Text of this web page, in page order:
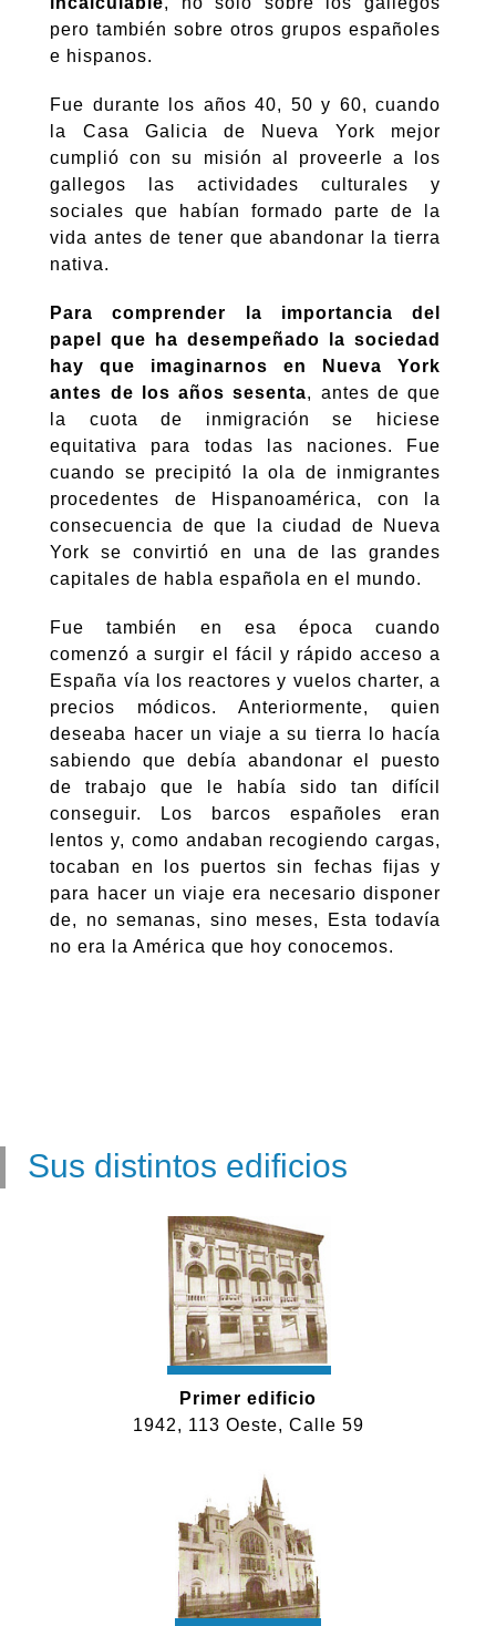
pero también sobre otros grupos españoles
e hispanos.
Fue durante los años 40, 50 y 60, cuando
la Casa Galicia de Nueva York mejor
cumplió con su misión al proveerle a los
gallegos las actividades culturales y
sociales que habían formado parte de la
vida antes de tener que abandonar la tierra
nativa.
Para comprender la importancia del
papel que ha desempeñado la sociedad
hay que imaginarnos en Nueva York
antes de los años sesenta, antes de que
la cuota de inmigración se hiciese
equitativa para todas las naciones. Fue
cuando se precipitó la ola de inmigrantes
procedentes de Hispanoamérica, con la
consecuencia de que la ciudad de Nueva
York se convirtió en una de las grandes
capitales de habla española en el mundo.
Fue también en esa época cuando
comenzó a surgir el fácil y rápido acceso a
España vía los reactores y vuelos charter, a
precios módicos. Anteriormente, quien
deseaba hacer un viaje a su tierra lo hacía
sabiendo que debía abandonar el puesto
de trabajo que le había sido tan difícil
conseguir. Los barcos españoles eran
lentos y, como andaban recogiendo cargas,
tocaban en los puertos sin fechas fijas y
para hacer un viaje era necesario disponer
de, no semanas, sino meses, Esta todavía
no era la América que hoy conocemos.
Sus distintos edificios
Primer edificio
1942, 113 Oeste, Calle 59